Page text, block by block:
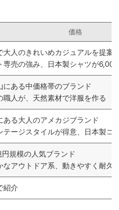
価格
大人のきれいめカジュアルを提案
専売の強み、日本製シャツが
にある中価格帯のブランド
職人が、天然素材で洋服を作る
ある大人のアメカジブランド
テージスタイルが得意、日本製コ
規模の人気ブランド
なアウトドア系、動きやすく耐久
紹介